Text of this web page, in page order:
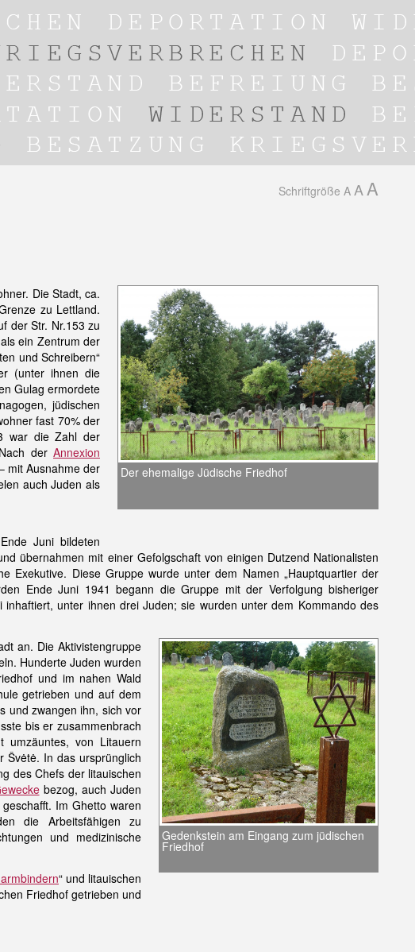
Schriftgröße A A A
Der ehemalige Jüdische Friedhof
Die Stadt, ca.
zu Lettland.
der Str. Nr.153 zu
ein Zentrum der
und Schreibern“
(unter ihnen die
Gulag ermordete
jüdischen
fast 70% der
war die Zahl der
der Annexion
mit Ausnahme der
auch Juden als
Juni bildeten
übernahmen mit einer Gefolgschaft von einigen Dutzend Nationalisten
Exekutive. Diese Gruppe wurde unter dem Namen „Hauptquartier der
Ende Juni 1941 begann die Gruppe mit der Verfolgung bisheriger
unter ihnen drei Juden; sie wurden unter dem Kommando des
Gedenkstein am Eingang zum jüdischen
Friedhof
an. Die Aktivistengruppe
Hunderte Juden wurden
und im nahen Wald
getrieben und auf dem
und zwangen ihn, sich vor
bis er zusammenbrach
von Litauern
Švėtė. In das ursprünglich
des Chefs der litauischen
bezog, auch Juden
Im Ghetto waren
die Arbeitsfähigen zu
und medizinische
“ und litauischen
Friedhof getrieben und